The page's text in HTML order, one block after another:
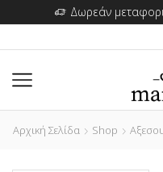
Δωρεάν
Αρχική Σελίδα Shop